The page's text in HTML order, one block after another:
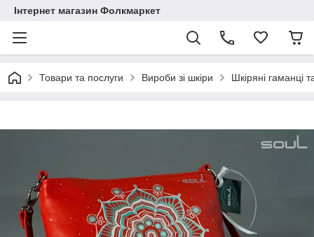
Інтернет магазин Фолкмаркет
Товари та послуги Вироби зі шкіри Шкіряні гаманці